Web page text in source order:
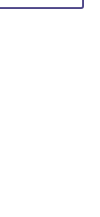
49,00 €